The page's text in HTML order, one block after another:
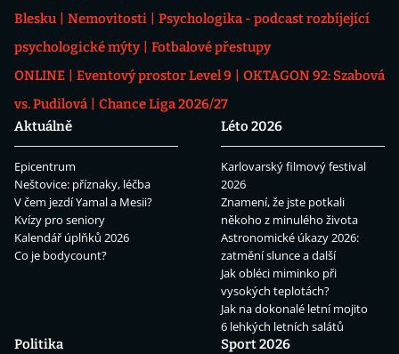
Blesku
Nemovitosti
Psychologika - podcast rozbíjející
psychologické mýty
Fotbalové přestupy
ONLINE
Eventový prostor Level 9
OKTAGON 92: Szabová
vs. Pudilová
Chance Liga 2026/27
Aktuálně
Epicentrum
Neštovice: příznaky, léčba
V čem jezdí Yamal a Mesii?
Kvízy pro seniory
Kalendář úplňků 2026
Co je bodycount?
Léto 2026
Karlovarský filmový festival
2026
Znamení, že jste potkali
někoho z minulého života
Astronomické úkazy 2026:
zatmění slunce a další
Jak obléci miminko při
vysokých teplotách?
Jak na dokonalé letní mojito
6 lehkých letních salátů
Politika
Sport 2026